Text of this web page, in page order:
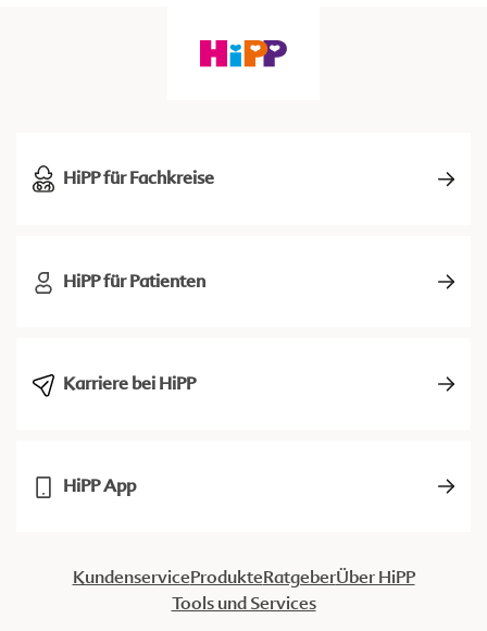
HiPP für Fachkreise
HiPP für Patienten
Karriere bei HiPP
HiPP App
KundenserviceProdukteRatgeberÜber HiPP
Tools und Services